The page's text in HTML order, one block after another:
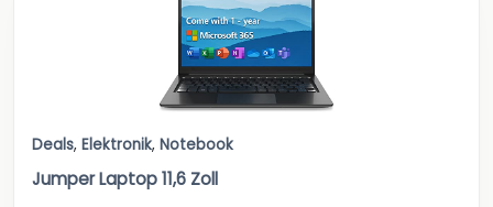
Deals, Elektronik, Notebook
Jumper Laptop 11,6 Zoll